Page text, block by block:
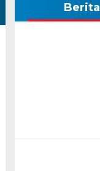
Berita